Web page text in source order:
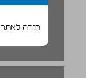
חזרה לאתר
חלום על גלגלים | ריאיון ... 16